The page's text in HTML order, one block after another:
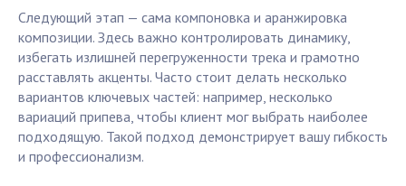
Следующий этап — сама компоновка и аранжировка
композиции. Здесь важно контролировать динамику,
избегать излишней перегруженности трека и грамотно
расставлять акценты. Часто стоит делать несколько
вариантов ключевых частей: например, несколько
вариаций припева, чтобы клиент мог выбрать наиболее
подходящую. Такой подход демонстрирует вашу гибкость
и профессионализм.